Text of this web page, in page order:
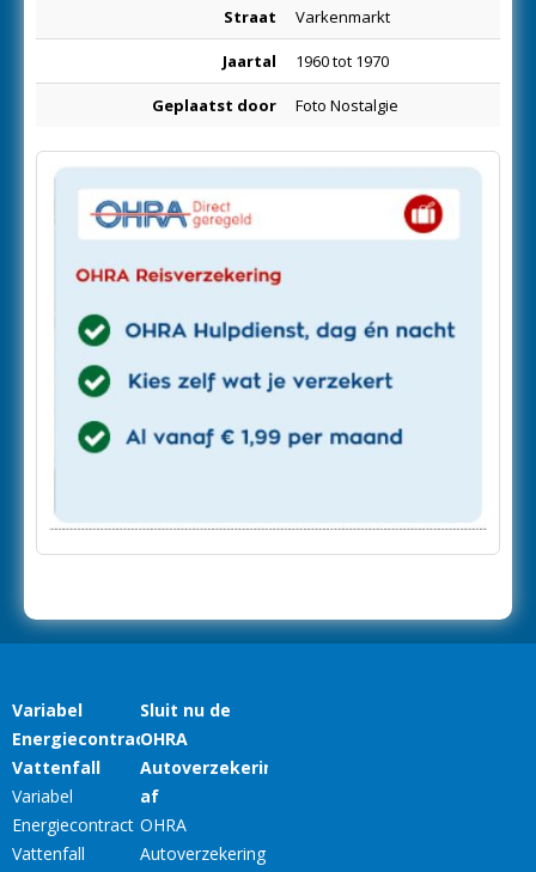
Straat Varkenmarkt
Jaartal 1960 tot 1970
Geplaatst door Foto Nostalgie